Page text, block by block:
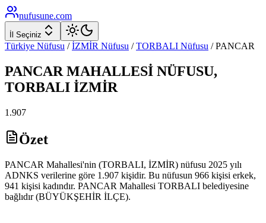
nufusune.com
İl Seçiniz
Türkiye Nüfusu / İZMİR Nüfusu / TORBALI Nüfusu /PANCAR
PANCAR MAHALLESİ NÜFUSU,
TORBALI İZMİR
1.907
Özet
PANCAR Mahallesi'nin (TORBALI, İZMİR) nüfusu 2025 yılı
ADNKS verilerine göre 1.907 kişidir. Bu nüfusun 966 kişisi erkek,
941 kişisi kadındır. PANCAR Mahallesi TORBALI belediyesine
bağlıdır (BÜYÜKŞEHİR İLÇE).